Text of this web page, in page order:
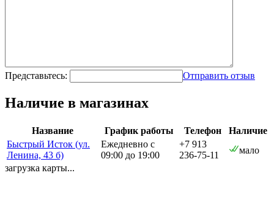
Представьтесь: Отправить отзыв
Наличие в магазинах
Название График работы Телефон
Наличие
Быстрый Исток (ул.
Ленина, 43 б)
Ежедневно с
09:00 до 19:00
+7 913
236-75-11
мало
загрузка карты...